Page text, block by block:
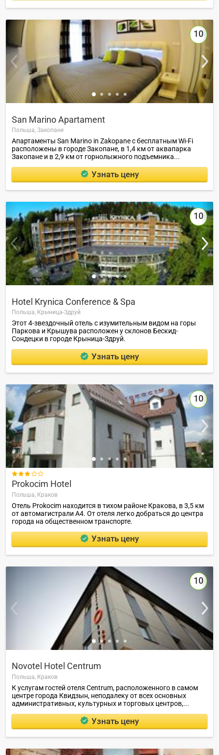
10
San Marino Apartament
Польша, Закопане
Апартаменты San Marino in Zakopane с бесплатным Wi-Fi
расположены в городе Закопане, в 1,4 км от аквапарка
Закопане и в 2,9 км от горнолыжного подъемника...
Узнать цену
10
Hotel Krynica Conference & Spa
Польша, Крыница-Здруй
Этот 4-звездочный отель с изумительным видом на горы
Паркова и Крышува расположен у склонов Бескид-
Сондецки в городе Крыница-Здруй.
Узнать цену
10

Prokocim Hotel
Польша, Краков
Отель Prokocim находится в тихом районе Кракова, в 3,5 км
от автомагистрали А4. От отеля легко добраться до центра
города на общественном транспорте.
Узнать цену
10
Novotel Hotel Centrum
Польша, Краков
К услугам гостей отеля Centrum, расположенного в самом
центре города Квидзын, неподалеку от всех основных
административных, культурных и торговых центров,...
Узнать цену